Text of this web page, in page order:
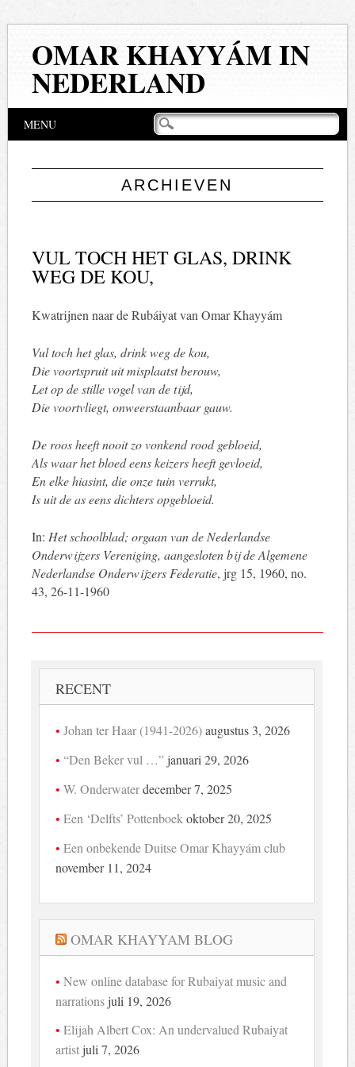
OMAR KHAYYÁM IN
NEDERLAND
Hoofdmenu
springen
MENU
ARCHIEVEN
VUL TOCH HET GLAS, DRINK
WEG DE KOU,
Kwatrijnen naar de Rubáiyat van Omar Khayyám
Vul toch het glas, drink weg de kou,
Die voortspruit uit misplaatst berouw,
Let op de stille vogel van de tijd,
Die voortvliegt, onweerstaanbaar gauw.
De roos heeft nooit zo vonkend rood gebloeid,
Als waar het bloed eens keizers heeft gevloeid,
En elke hiasint, die onze tuin verrukt,
Is uit de as eens dichters opgebloeid.
In: Het schoolblad; orgaan van de Nederlandse
Onderwijzers Vereniging, aangesloten bij de Algemene
Nederlandse Onderwijzers Federatie, jrg 15, 1960, no.
43, 26-11-1960
RECENT
Johan ter Haar (1941-2026) augustus 3, 2026
“Den Beker vul …” januari 29, 2026
W. Onderwaterdecember 7, 2025
Een ‘Delfts’ Pottenboek oktober 20, 2025
Een onbekende Duitse Omar Khayyám club
november 11, 2024
OMAR KHAYYAM BLOG
New online database for Rubaiyat music and
narrations juli 19, 2026
Elijah Albert Cox: An undervalued Rubaiyat
artist juli 7, 2026